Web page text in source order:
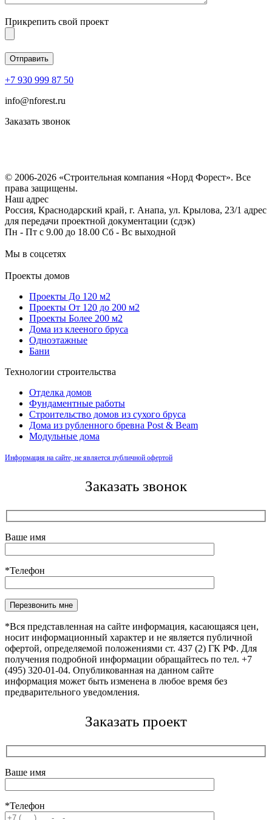
Прикрепить свой проект
+7 930 999 87 50
info@nforest.ru
Заказать звонок
© 2006-2026 «Строительная компания «Норд Форест». Все
права защищены.
Наш адрес
Россия, Краснодарский край, г. Анапа, ул. Крылова, 23/1 адрес
для передачи проектной документации (сдэк)
Пн - Пт с 9.00 до 18.00 Сб - Вс выходной
Мы в соцсетях
Проекты домов
Проекты До 120 м2
Проекты От 120 до 200 м2
Проекты Более 200 м2
Дома из клееного бруса
Одноэтажные
Бани
Технологии строительства
Отделка домов
Фундаментные работы
Строительство домов из сухого бруса
Дома из рубленного бревна Post & Beam
Модульные дома
Информация на сайте, не является публичной офертой
Заказать звонок
Ваше имя
*Телефон
Оставьте это поле пустым.
*Вся представленная на сайте информация, касающаяся цен,
носит информационный характер и не является публичной
офертой, определяемой положениями ст. 437 (2) ГК РФ. Для
получения подробной информации обращайтесь по тел. +7
(495) 320-01-04. Опубликованная на данном сайте
информация может быть изменена в любое время без
предварительного уведомления.
Заказать проект
Ваше имя
*Телефон